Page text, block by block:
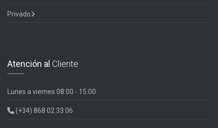
Privado
Atención al Cliente
Lunes a viernes 08:00 - 15:00
(+34) 868 02 33 06